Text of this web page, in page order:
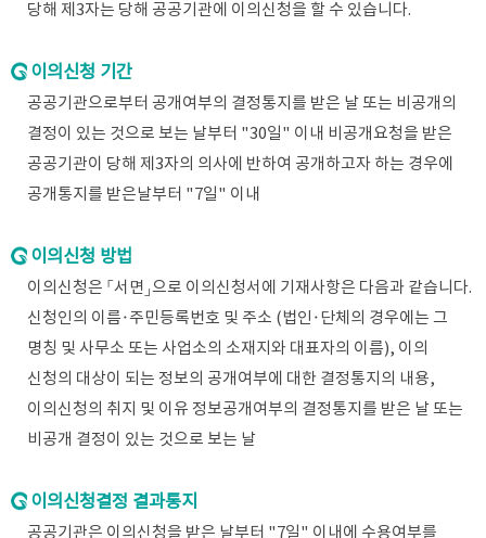
당해 제3자는 당해 공공기관에 이의신청을 할 수 있습니다.
이의신청 기간
공공기관으로부터 공개여부의 결정통지를 받은 날 또는 비공개의
결정이 있는 것으로 보는 날부터 "30일" 이내 비공개요청을 받은
공공기관이 당해 제3자의 의사에 반하여 공개하고자 하는 경우에
공개통지를 받은날부터 "7일" 이내
이의신청 방법
이의신청은 「서면」으로 이의신청서에 기재사항은 다음과 같습니다.
신청인의 이름·주민등록번호 및 주소 (법인·단체의 경우에는 그
명칭 및 사무소 또는 사업소의 소재지와 대표자의 이름), 이의
신청의 대상이 되는 정보의 공개여부에 대한 결정통지의 내용,
이의신청의 취지 및 이유 정보공개여부의 결정통지를 받은 날 또는
비공개 결정이 있는 것으로 보는 날
이의신청결정 결과통지
공공기관은 이의신청을 받은 날부터 "7일" 이내에 수용여부를